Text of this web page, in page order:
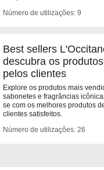
Número de utilizações: 9
Best sellers
descubra os
pelos clientes
Explore os produtos mais
sabonetes e fragrâncias
se com os melhores produtos
clientes satisfeitos.
Número de utilizações: 26